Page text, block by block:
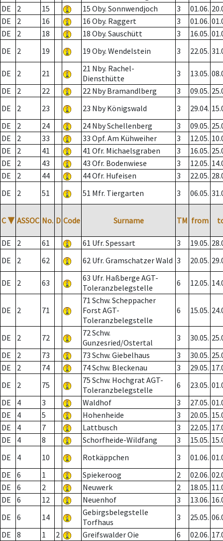
DE
2 15 15 Oby. Sonnwendjoch 3 01.06.
DE
2 16 16 Oby. Raggert 3 01.06.
DE
2 18 18 Oby. Sauschütt 3 16.05.
DE
2 19 19 Oby. Wendelstein 3 22.05.
DE 2 21
21 Nby. Rachel-
Diensthütte
3 13.05.
DE
2 22 22 Nby Bramandlberg 3 09.05.
DE
2 23 23 Nby Königswald 3 29.04.
DE
2 24 24 Nby Schellenberg 3 09.05.
DE
2 33 33 Opf. Am Kühweiher 3 12.05.
DE
2 41 41 Ofr. Michaelsgraben 3 16.05.
DE
2 43 43 Ofr. Bodenwiese 3 12.05.
DE
2 44 44 Ofr. Hufeisen 3 22.05.
DE
2 51 51 Mfr. Tiergarten 3 06.05.
C ▼ ASSOC No. D Code Surname TM from
DE 2 61 61 Ufr. Spessart 3 19.05.
DE
2 62 62 Ufr. Gramschatzer Wald 3 20.05.
DE 2 63
63 Ufr. Haßberge AGT-
Toleranzbelegstelle
6 12.05.
DE 2 71
71 Schw. Scheppacher
Forst AGT-
Toleranzbelegstelle
6 15.05.
DE 2 72
72 Schw.
Gunzesried/Ostertal
3 30.05.
DE
2 73 73 Schw. Giebelhaus 3 30.05.
DE
2 74 74 Schw. Bleckenau 3 29.05.
DE
2 75
75 Schw. Hochgrat AGT-
Toleranzbelegstelle
6 23.05.
DE
4 3 Waldhof 3 27.05.
DE
4 5 Hohenheide 3 20.05.
DE
4 7 Lattbusch 3 22.05.
DE
4 8 Schorfheide-Wildfang 3 15.05.
DE
4 10 Rotkäppchen 3 01.06.
DE
6 1 Spiekeroog 2 02.06.
DE
6 2 Neuwerk 2 18.05.
DE
6 12 Neuenhof 3 13.06.
DE
6 14
Gebirgsbelegstelle
Torfhaus
3 25.05.
DE
8 1 2 Greifswalder Oie 6 02.06.